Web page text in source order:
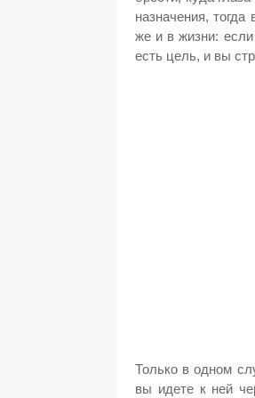
назначения,
же и в жизни:
есть цель, и вы
Только в одном
вы идете к ней